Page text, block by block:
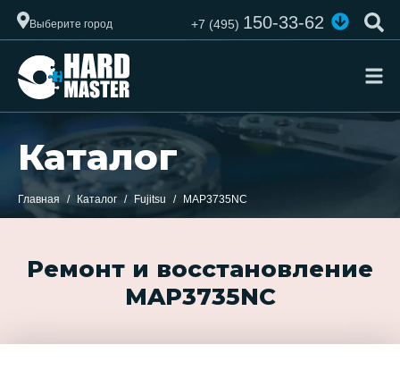
Выберите город +7 (495)150-33-62
Каталог
Главная Каталог Fujitsu MAP3735NC
Ремонт и восстановление
MAP3735NC